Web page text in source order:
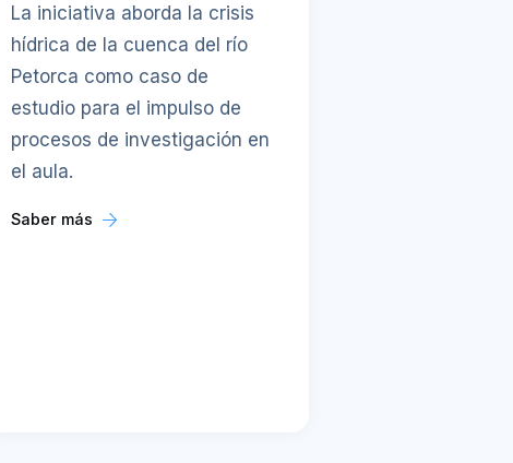
La iniciativa aborda la crisis
hídrica de la cuenca del río
Petorca como caso de
estudio para el impulso de
procesos de investigación en
el aula.
Saber más